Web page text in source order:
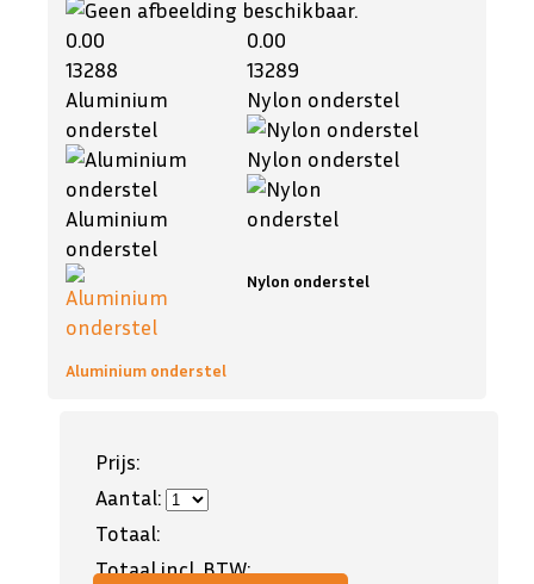
0.00
13288
Aluminium
onderstel
Aluminium
onderstel
Aluminium onderstel
0.00
13289
Nylon onderstel
Nylon onderstel
Nylon onderstel
Prijs:
Aantal:
Totaal:
Totaal incl. BTW: